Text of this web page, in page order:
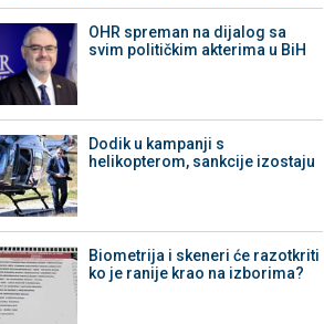
OHR spreman na dijalog sa
svim političkim akterima u BiH
Dodik u kampanji s
helikopterom, sankcije izostaju
Biometrija i skeneri će razotkriti
ko je ranije krao na izborima?